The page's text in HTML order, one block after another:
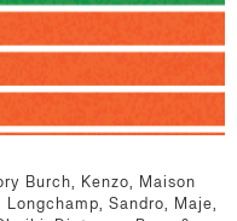
Burch, Kenzo, Maison
Longchamp, Sandro, Maje,